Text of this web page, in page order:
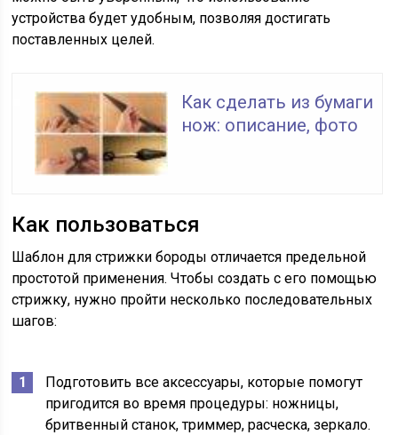
устройства будет удобным, позволяя достигать
поставленных целей.
Как сделать из бумаги
нож: описание, фото
Как пользоваться
Шаблон для стрижки бороды отличается предельной
простотой применения. Чтобы создать с его помощью
стрижку, нужно пройти несколько последовательных
шагов:
Подготовить все аксессуары, которые помогут
пригодится во время процедуры: ножницы,
бритвенный станок, триммер, расческа, зеркало.